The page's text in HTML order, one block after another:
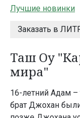
Лучшие новинки
Заказать в
Таш Оу
мира"
16-летний Адам
брат Джохан